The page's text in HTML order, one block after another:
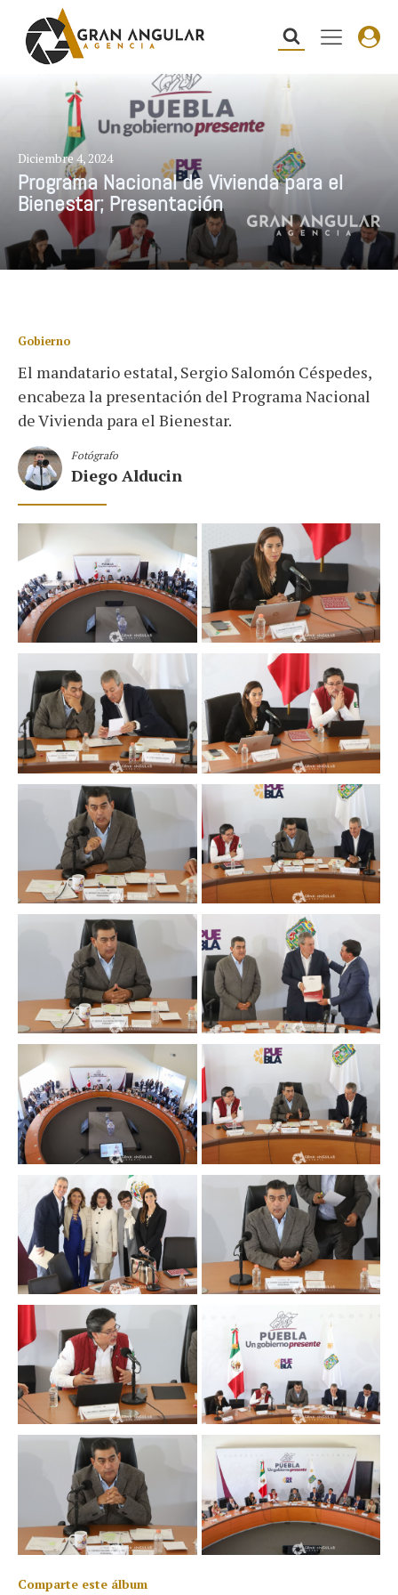
Diciembre 4, 2024
Programa Nacional de Vivienda para el
Bienestar; Presentación
Gobierno
El mandatario estatal, Sergio Salomón Céspedes,
encabeza la presentación del Programa Nacional
de Vivienda para el Bienestar.
Fotógrafo
Diego Alducin
Comparte este álbum